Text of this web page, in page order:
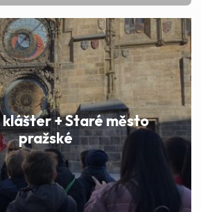
klášter + Staré město
pražské